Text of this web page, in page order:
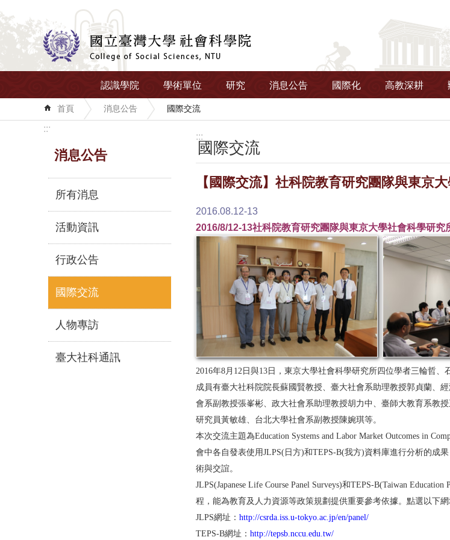
跳到主要內容區塊
認識學院 學術單位 研究 消息公告 國際化 高教深耕
首頁 消息公告 國際交流
:::
消息公告
所有消息
活動資訊
行政公告
國際交流
人物專訪
臺大社科通訊
:::
國際交流
【國際交流】社科院教育研究團隊與東京
2016.08.12-13
2016/8/12-13社科院教育研究團隊與東京大學社會科學研究
2016年8月12日與13日，東京大學社會科學研究所四位學者三輪哲
成員有臺大社科院院長蘇國賢教授、臺大社會系助理教授郭貞蘭、
會系副教授張峯彬、政大社會系助理教授胡力中、臺師大教育系教
研究員黃敏雄、台北大學社會系副教授陳婉琪等。
本次交流主題為Education Systems and Labor Market Outcomes in
會中各自發表使用JLPS(日方)和TEPS-B(我方)資料庫進行分析的成
術與交誼。
JLPS(Japanese Life Course Panel Surveys)和TEPS-B(Taiwan
程，能為教育及人力資源等政策規劃提供重要參考依據。點選以下網
JLPS網址： http://csrda.iss.u-tokyo.ac.jp/en/panel/
TEPS-B網址： http://tepsb.nccu.edu.tw/